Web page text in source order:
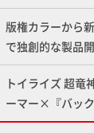
屯基地の公式キ
誕生した「おま
もプラ公式サイ
の2ラインで発売
版権カラーから
で独創的な製品
イアノーツ」に
ラッカー塗料の
タビュー！
トイライズ 超竜
ーマー×『バッ
ューチャー』コ